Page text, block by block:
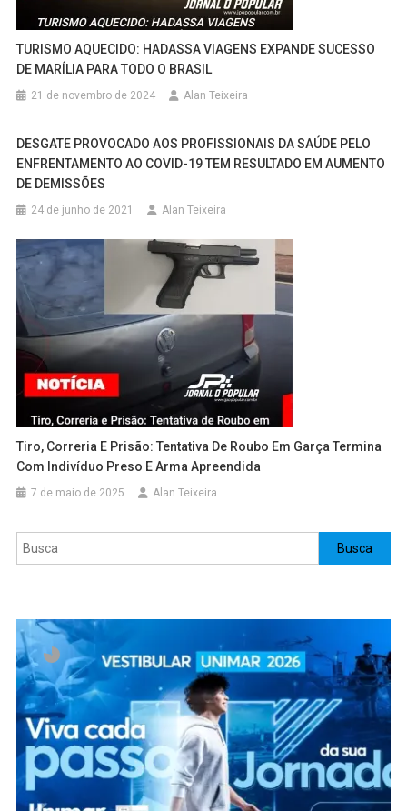
TURISMO AQUECIDO: HADASSA VIAGENS EXPANDE SUCESSO
DE MARÍLIA PARA TODO O BRASIL
21 de novembro de 2024 Alan Teixeira
DESGATE PROVOCADO AOS PROFISSIONAIS DA SAÚDE PELO
ENFRENTAMENTO AO COVID-19 TEM RESULTADO EM AUMENTO
DE DEMISSÕES
24 de junho de 2021 Alan Teixeira
Tiro, Correria E Prisão: Tentativa De Roubo Em Garça Termina
Com Indivíduo Preso E Arma Apreendida
7 de maio de 2025 Alan Teixeira
Pesquisar Busca